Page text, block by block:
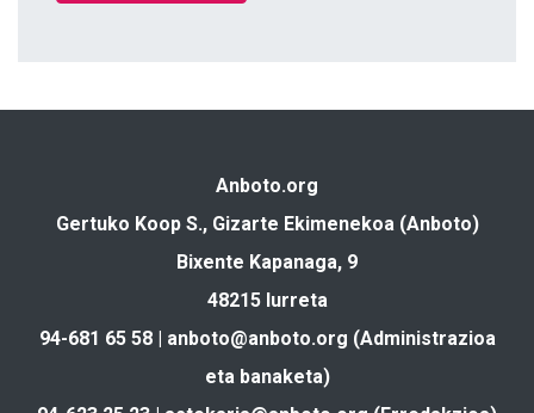
Anboto.org
Gertuko Koop S., Gizarte Ekimenekoa (Anboto)
Bixente Kapanaga, 9
48215 Iurreta
94-681 65 58 | anboto@anboto.org (Administrazioa
eta banaketa)